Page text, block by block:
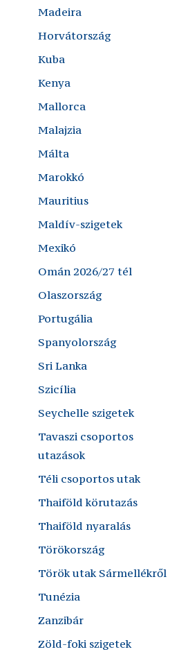
Madeira
Horvátország
Kuba
Kenya
Mallorca
Malajzia
Málta
Marokkó
Mauritius
Maldív-szigetek
Mexikó
Omán 2026/27 tél
Olaszország
Portugália
Spanyolország
Sri Lanka
Szicília
Seychelle szigetek
Tavaszi csoportos
utazások
Téli csoportos utak
Thaiföld körutazás
Thaiföld nyaralás
Törökország
Török utak Sármellékről
Tunézia
Zanzibár
Zöld-foki szigetek